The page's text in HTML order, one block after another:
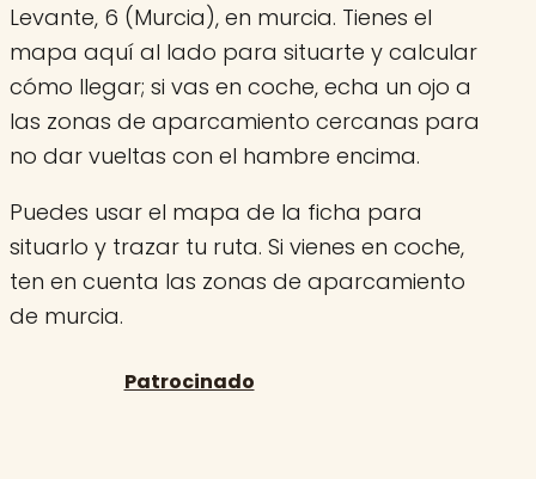
Levante, 6 (Murcia), en murcia. Tienes el
mapa aquí al lado para situarte y calcular
cómo llegar; si vas en coche, echa un ojo a
las zonas de aparcamiento cercanas para
no dar vueltas con el hambre encima.
Puedes usar el mapa de la ficha para
situarlo y trazar tu ruta. Si vienes en coche,
ten en cuenta las zonas de aparcamiento
de murcia.